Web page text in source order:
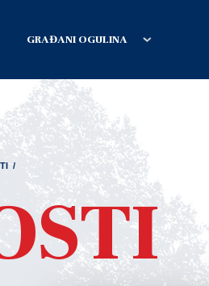
GRAĐANI OGULINA
/